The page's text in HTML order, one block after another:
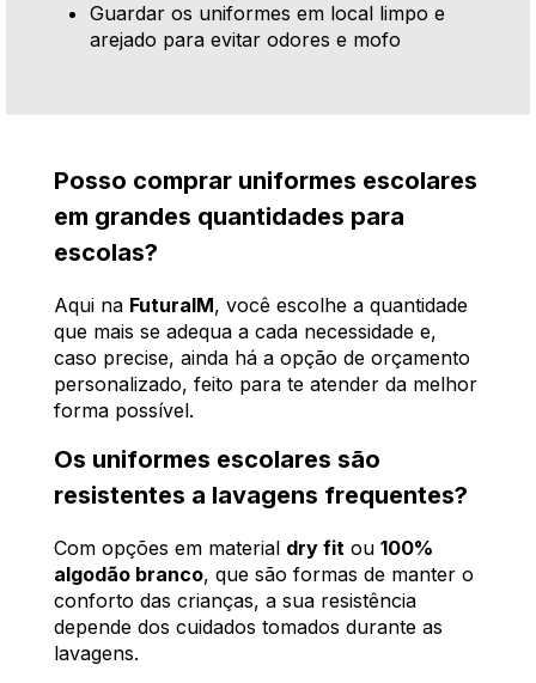
Guardar os uniformes em local limpo e
arejado para evitar odores e mofo
Posso comprar uniformes escolares
em grandes quantidades para
escolas?
Aqui na FuturaIM, você escolhe a quantidade
que mais se adequa a cada necessidade e,
caso precise, ainda há a opção de orçamento
personalizado, feito para te atender da melhor
forma possível.
Os uniformes escolares são
resistentes a lavagens frequentes?
Com opções em material dry fit ou 100%
algodão branco, que são formas de manter o
conforto das crianças, a sua resistência
depende dos cuidados tomados durante as
lavagens.